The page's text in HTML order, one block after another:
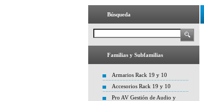
Búsqueda
Familias y Subfamilias
Armarios Rack 19 y 10
Accesorios Rack 19 y 10
Pro AV Gestión de Audio y